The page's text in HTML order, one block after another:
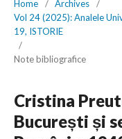
Home / Archives
/
Vol 24 (2025): Analele
19, ISTORIE
/
Note bibliografice
Cristina
București și